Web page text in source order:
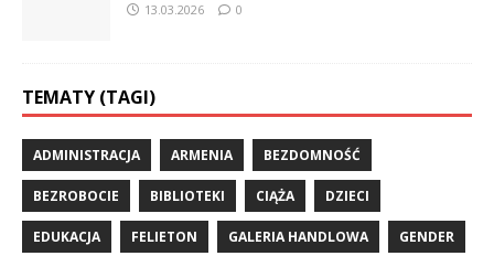
13.03.2026 0
TEMATY (TAGI)
ADMINISTRACJA ARMENIA BEZDOMNOŚĆ
BEZROBOCIE BIBLIOTEKI CIĄŻA DZIECI
EDUKACJA FELIETON GALERIA HANDLOWA GENDER